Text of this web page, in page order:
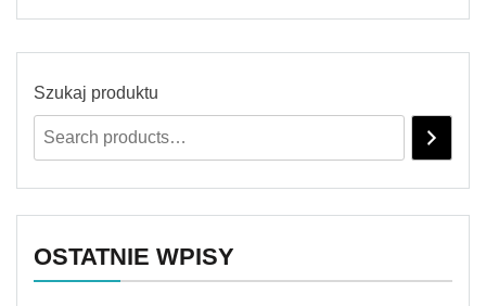
Szukaj produktu
OSTATNIE WPISY